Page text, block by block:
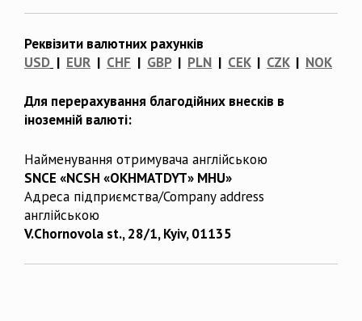
Реквізити валютних рахунків
USD | EUR | CHF | GBP| PLN | CEK| CZK| NOK
Для перерахування благодійних внесків в
іноземній валюті:
Найменування отримувача англійською
SNCE «NCSH «OKHMATDYT» MHU»
Адреса підприємства/Company address
англійською
V.Chornovola st., 28/1, Kyiv, 01135